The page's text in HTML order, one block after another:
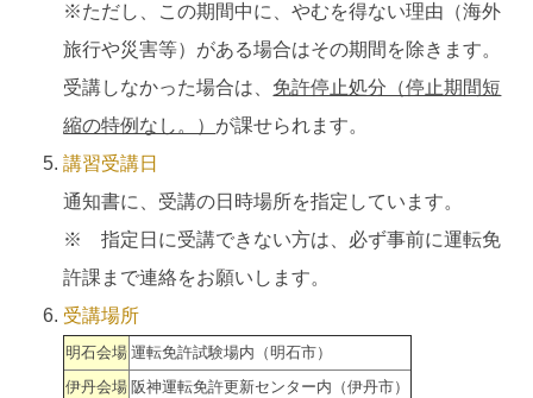
※ただし、この期間中に、やむを得ない理由（海外
旅行や災害等）がある場合はその期間を除きます。
受講しなかった場合は、 免許停止処分（停止期間短
縮の特例なし。） が課せられます。
講習受講日
通知書に、受講の日時場所を指定しています。
※ 指定日に受講できない方は、必ず事前に運転免
許課まで連絡をお願いします。
受講場所
明石会場 運転免許試験場内（明石市）
伊丹会場 阪神運転免許更新センター内（伊丹市）